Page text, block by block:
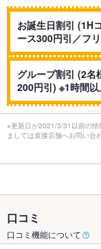
お誕生日割引 (1H
ース300円引／フ
グループ割引 (2名
200円引) ※1時間
※更新日が2021/3/31以前の情
ましては直接店舗へお問い合
口コミ
口コミ機能について